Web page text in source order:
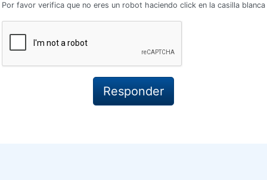
Por favor verifica que no eres un robot haciendo click en la casilla blanca